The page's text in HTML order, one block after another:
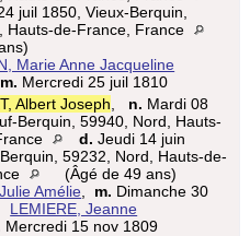
juil 1850, Vieux-Berquin,
Hauts-de-France, France
Marie Anne Jacqueline
m. Mercredi 25 juil 1810
Albert Joseph n. Mardi 08
Berquin, 59940, Nord, Hauts-
d. Jeudi 14 juin
59232, Nord, Hauts-de-
(Âgé de 49 ans)
Amélie m. Dimanche 30
LEMIERE, Jeanne
Mercredi 15 nov 1809